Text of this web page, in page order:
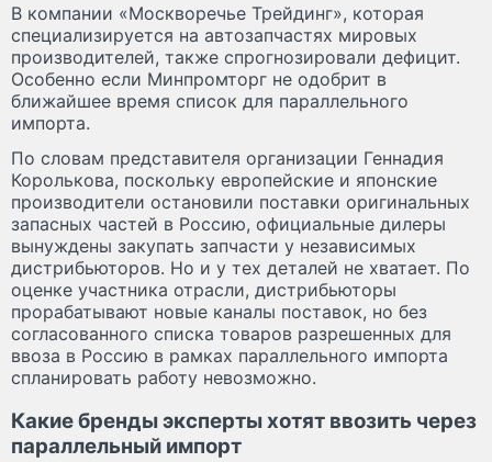
В компании «Москворечье Трейдинг», которая
специализируется на автозапчастях мировых
производителей, также спрогнозировали дефицит.
Особенно если Минпромторг не одобрит в
ближайшее время список для параллельного
импорта.
По словам представителя организации Геннадия
Королькова, поскольку европейские и японские
производители остановили поставки оригинальных
запасных частей в Россию, официальные дилеры
вынуждены закупать запчасти у независимых
дистрибьюторов. Но и у тех деталей не хватает. По
оценке участника отрасли, дистрибьюторы
прорабатывают новые каналы поставок, но без
согласованного списка товаров разрешенных для
ввоза в Россию в рамках параллельного импорта
спланировать работу невозможно.
Какие бренды эксперты хотят ввозить через
параллельный импорт